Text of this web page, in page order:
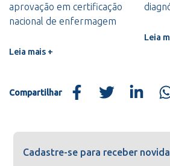
aprovação em certificação
nacional de enfermagem
Leia mais +
Leia
Compartilhar
Cadastre-se para receber